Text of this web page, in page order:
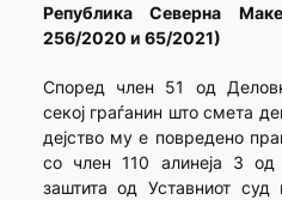
Република Северна
256/2020 и 65/2021)
Според член 51 од
секој граѓанин што смета
дејство му е повредено
со член 110 алинеја 3
заштита од Уставниот